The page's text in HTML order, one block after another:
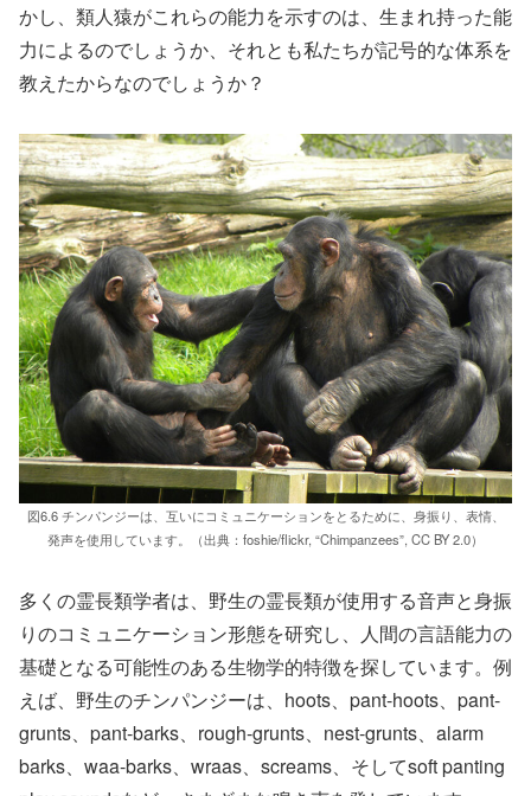
かし、類人猿がこれらの能力を示すのは、生まれ持った能
力によるのでしょうか、それとも私たちが記号的な体系を
教えたからなのでしょうか？
図6.6 チンパンジーは、互いにコミュニケーションをとるために、身振り、表情、
発声を使用しています。（出典：foshie/flickr, “Chimpanzees”, CC BY 2.0）
多くの霊長類学者は、野生の霊長類が使用する音声と身振
りのコミュニケーション形態を研究し、人間の言語能力の
基礎となる可能性のある生物学的特徴を探しています。例
えば、野生のチンパンジーは、hoots、pant-hoots、pant-
grunts、pant-barks、rough-grunts、nest-grunts、alarm
barks、waa-barks、wraas、screams、そしてsoft panting